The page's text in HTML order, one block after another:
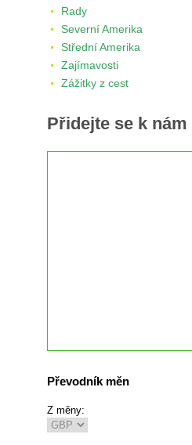
Rady
Severní Amerika
Střední Amerika
Zajímavosti
Zážitky z cest
Přidejte se k nám
Převodník měn
Z měny: